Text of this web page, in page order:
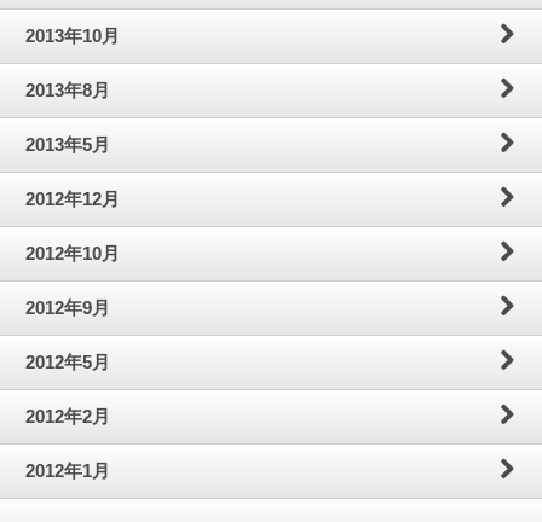
2013年10月
2013年8月
2013年5月
2012年12月
2012年10月
2012年9月
2012年5月
2012年2月
2012年1月